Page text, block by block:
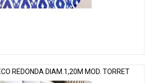
REDONDA DIAM.1,20M MOD. TORRET